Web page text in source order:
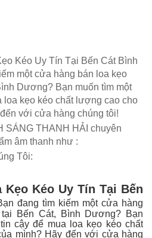
Kéo Uy Tín Tại Bến Cát Bình
một cửa hàng bán loa kẹo
Dương? Bạn muốn tìm một
loa kẹo kéo chất lượng cao cho
với cửa hàng chúng tôi!
SÁNG THANH HẢI chuyên
âm thanh như :
Tôi:
Kẹo Kéo Uy Tín Tại Bến
đang tìm kiếm một cửa hàng
Bến Cát, Bình Dương? Bạn
cậy để mua loa kẹo kéo chất
mình? Hãy đến với cửa hàng